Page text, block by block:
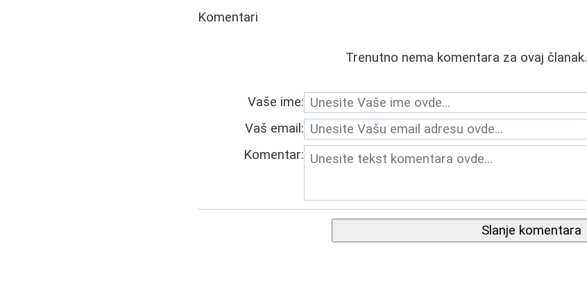
Komentari
Trenutno nema komentara za ovaj članak.
Vaše ime:
Vaš email:
Komentar:
Slanje komentara